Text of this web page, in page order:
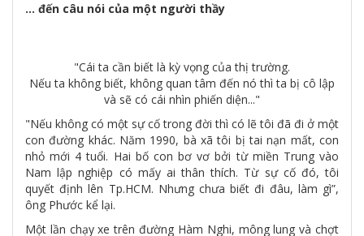
… đến câu nói của một người thầy
"Cái ta cần biết là kỳ vọng của thị trường.
Nếu ta không biết, không quan tâm đến nó thì ta bị cô lập
và sẽ có cái nhìn phiến diện..."
"Nếu không có một sự cố trong đời thì có lẽ tôi đã đi ở một
con đường khác. Năm 1990, bà xã tôi bị tai nạn mất, con
nhỏ mới 4 tuổi. Hai bố con bơ vơ bởi từ miền Trung vào
Nam lập nghiệp có mấy ai thân thích. Từ sự cố đó, tôi
quyết định lên Tp.HCM. Nhưng chưa biết đi đâu, làm gì”,
ông Phước kể lại.
Một lần chạy xe trên đường Hàm Nghi, mông lung và chợt